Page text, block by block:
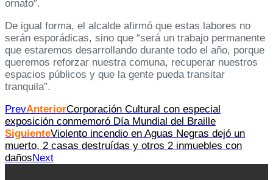
ornato”.
De igual forma, el alcalde afirmó que estas labores no
serán esporádicas, sino que “será un trabajo permanente
que estaremos desarrollando durante todo el año, porque
queremos reforzar nuestra comuna, recuperar nuestros
espacios públicos y que la gente pueda transitar
tranquila”.
PrevAnteriorCorporación Cultural con especial
exposición conmemoró Día Mundial del Braille
SiguienteViolento incendio en Aguas Negras dejó un
muerto, 2 casas destruídas y otros 2 inmuebles con
dañosNext